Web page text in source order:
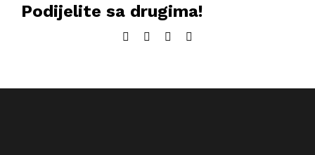
Podijelite sa drugima!
Facebook
TwitterLinkedIn